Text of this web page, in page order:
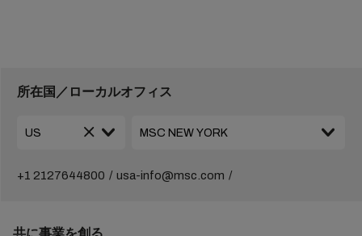
所在国／ローカルオフィス
+1 2127644800 usa-info@msc.com
共に事業を創る